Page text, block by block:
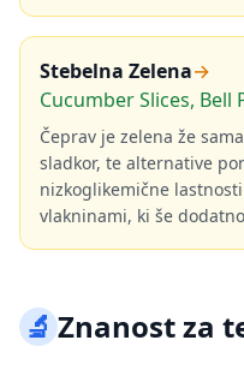
Stebelna Zelena→
Cucumber Slices, Bell
Čeprav je zelena že
sladkor, te alternative
nizkoglikemične
vlakninami, ki še
🔬Znanost za